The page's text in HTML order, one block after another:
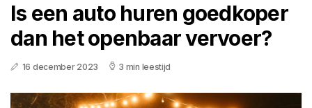
Is een auto huren goedkoper
dan het openbaar vervoer?
16 december 2023 3 min leestijd